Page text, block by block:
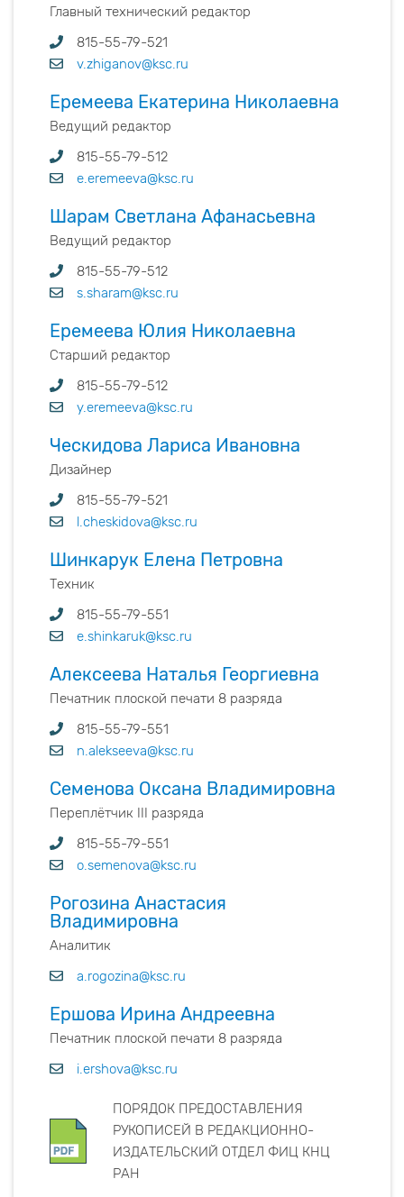
Главный технический редактор
815-55-79-521
v.zhiganov@ksc.ru
Еремеева Екатерина Николаевна
Ведущий редактор
815-55-79-512
e.eremeeva@ksc.ru
Шарам Светлана Афанасьевна
Ведущий редактор
815-55-79-512
s.sharam@ksc.ru
Еремеева Юлия Николаевна
Старший редактор
815-55-79-512
y.eremeeva@ksc.ru
Ческидова Лариса Ивановна
Дизайнер
815-55-79-521
l.cheskidova@ksc.ru
Шинкарук Елена Петровна
Техник
815-55-79-551
e.shinkaruk@ksc.ru
Алексеева Наталья Георгиевна
Печатник плоской печати 8 разряда
815-55-79-551
n.alekseeva@ksc.ru
Семенова Оксана Владимировна
Переплётчик III разряда
815-55-79-551
o.semenova@ksc.ru
Рогозина Анастасия
Владимировна
Аналитик
a.rogozina@ksc.ru
Ершова Ирина Андреевна
Печатник плоской печати 8 разряда
i.ershova@ksc.ru
ПОРЯДОК ПРЕДОСТАВЛЕНИЯ
РУКОПИСЕЙ В РЕДАКЦИОННО-
ИЗДАТЕЛЬСКИЙ ОТДЕЛ ФИЦ КНЦ
РАН